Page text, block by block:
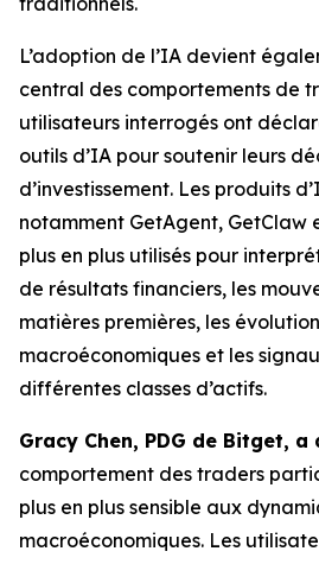
L’adoption de l’IA devient
central des comportements de
utilisateurs interrogés ont
outils d’IA pour soutenir leurs
d’investissement. Les produits
notamment GetAgent, GetClaw
plus en plus utilisés pour
de résultats financiers, les
matières premières, les
macroéconomiques et les
différentes classes d’actifs.
Gracy Chen, PDG de Bitget, a
comportement des traders
plus en plus sensible aux
macroéconomiques. Les